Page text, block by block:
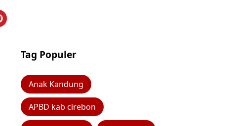
Tag Populer
Anak Kandung
APBD kab cirebon